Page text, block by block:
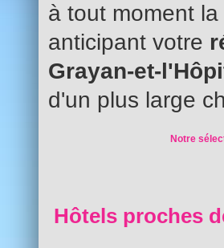
à tout moment
anticipant votre
Grayan-et-
d'un plus large
Notre
Hôtels proches